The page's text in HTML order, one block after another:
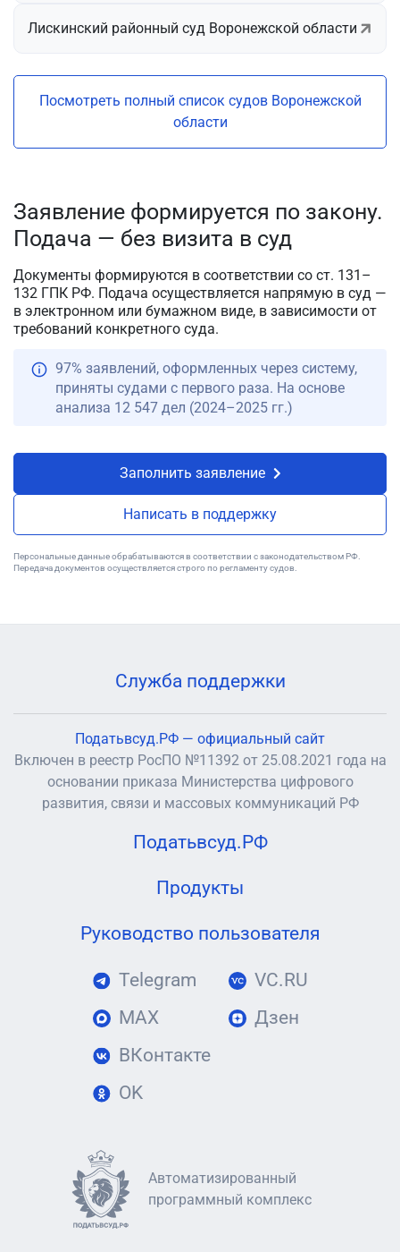
Лискинский районный суд Воронежской области
Посмотреть полный список судов Воронежской
области
Заявление формируется по закону.
Подача — без визита в суд
Документы формируются в соответствии со ст. 131–
132 ГПК РФ. Подача осуществляется напрямую в суд —
в электронном или бумажном виде, в зависимости от
требований конкретного суда.
97% заявлений, оформленных через систему,
приняты судами с первого раза. На основе
анализа 12 547 дел (2024–2025 гг.)
Заполнить заявление
Написать в поддержку
Персональные данные обрабатываются в соответствии с законодательством РФ.
Передача документов осуществляется строго по регламенту судов.
Служба поддержки
Податьвсуд.РФ — официальный сайт
Включен в реестр РосПО №11392 от 25.08.2021 года на
основании приказа Министерства цифрового
развития, связи и массовых коммуникаций РФ
Податьвсуд.РФ
Продукты
Руководство пользователя
Telegram
MAX
ВКонтакте
OK
VC.RU
Дзен
Автоматизированный
программный комплекс